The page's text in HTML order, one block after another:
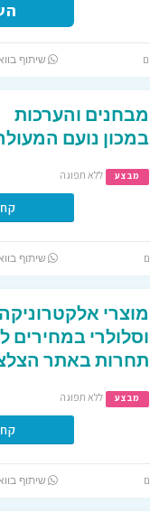
שיתוף
מבחנים והערכות
במכון נועם
מבצע ללא תפוגה
שיתוף
מוצרי אלקטרוניקה
וסלולרי במחירים
תחרות באתר
מבצע ללא תפוגה
שיתוף